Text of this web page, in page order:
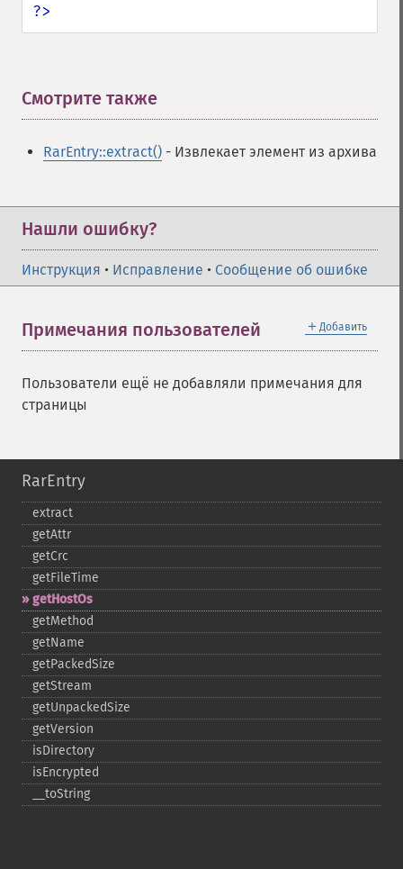
?>
Смотрите также
RarEntry::extract() - Извлекает элемент из архива
Нашли ошибку?
Инструкция • Исправление • Сообщение об ошибке
＋ Добавить
Примечания пользователей
Пользователи ещё не добавляли примечания для
страницы
RarEntry
extract
getAttr
getCrc
getFileTime
getHostOs
getMethod
getName
getPackedSize
getStream
getUnpackedSize
getVersion
isDirectory
isEncrypted
_​_​toString